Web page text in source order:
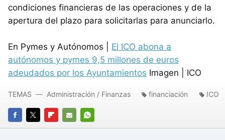
condiciones financieras de las operaciones y de la
apertura del plazo para solicitarlas para anunciarlo.
En Pymes y Autónomos | El ICO abona a
autónomos y pymes 9,5 millones de euros
adeudados por los Ayuntamientos Imagen | ICO
FACEBOOK
TWITTERFLIPBOARD
E-
WHATSAPP
TEMAS Administración / Finanzas financiación ICO